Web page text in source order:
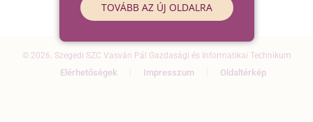
© 2026. Szegedi SZC Vasvári Pál Gazdasági és Informatikai Technikum
Elérhetőségek Impresszum Oldaltérkép
TOVÁBB AZ ÚJ OLDALRA